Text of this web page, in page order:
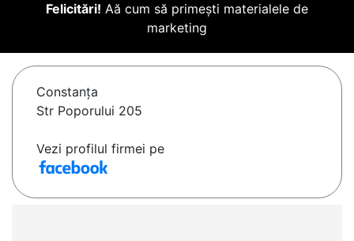
Felicitări! Aă cum să primești materialele de
marketing
Constanţa
Str Poporului 205
Vezi profilul firmei pe